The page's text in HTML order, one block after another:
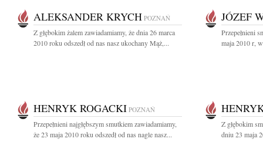
ALEKSANDER KRYCH POZNAŃ
Z głębokim żalem zawiadamiamy, że dnia 26 marca
2010 roku odszedł od nas nasz ukochany Mąż,...
JÓZEF
Przepełnieni
maja 2010 r,
HENRYK ROGACKI POZNAŃ
Przepełnieni najgłębszym smutkiem zawiadamiamy,
że 23 maja 2010 roku odszedł od nas nagle nasz...
Z głębokim
dniu 23 maja